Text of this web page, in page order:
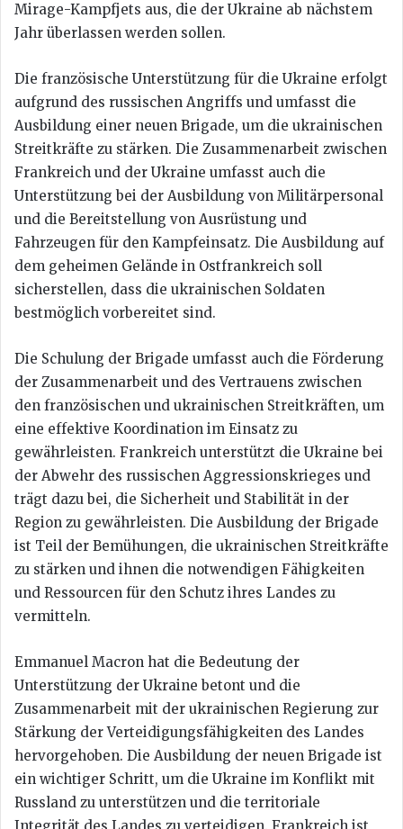
Mirage-Kampfjets aus, die der Ukraine ab nächstem
Jahr überlassen werden sollen.
Die französische Unterstützung für die Ukraine erfolgt
aufgrund des russischen Angriffs und umfasst die
Ausbildung einer neuen Brigade, um die ukrainischen
Streitkräfte zu stärken. Die Zusammenarbeit zwischen
Frankreich und der Ukraine umfasst auch die
Unterstützung bei der Ausbildung von Militärpersonal
und die Bereitstellung von Ausrüstung und
Fahrzeugen für den Kampfeinsatz. Die Ausbildung auf
dem geheimen Gelände in Ostfrankreich soll
sicherstellen, dass die ukrainischen Soldaten
bestmöglich vorbereitet sind.
Die Schulung der Brigade umfasst auch die Förderung
der Zusammenarbeit und des Vertrauens zwischen
den französischen und ukrainischen Streitkräften, um
eine effektive Koordination im Einsatz zu
gewährleisten. Frankreich unterstützt die Ukraine bei
der Abwehr des russischen Aggressionskrieges und
trägt dazu bei, die Sicherheit und Stabilität in der
Region zu gewährleisten. Die Ausbildung der Brigade
ist Teil der Bemühungen, die ukrainischen Streitkräfte
zu stärken und ihnen die notwendigen Fähigkeiten
und Ressourcen für den Schutz ihres Landes zu
vermitteln.
Emmanuel Macron hat die Bedeutung der
Unterstützung der Ukraine betont und die
Zusammenarbeit mit der ukrainischen Regierung zur
Stärkung der Verteidigungsfähigkeiten des Landes
hervorgehoben. Die Ausbildung der neuen Brigade ist
ein wichtiger Schritt, um die Ukraine im Konflikt mit
Russland zu unterstützen und die territoriale